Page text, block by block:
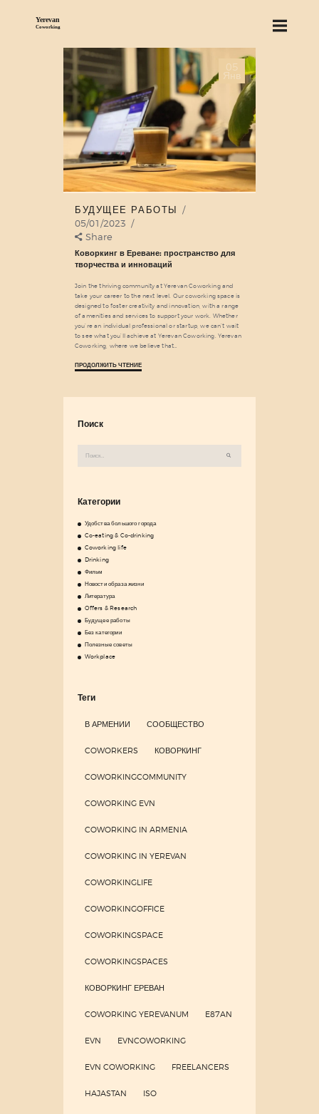
О НАС
СЕРВИСЫ
ЦЕНЫ
БЛОГ
НАЙТИ НАС
05
Янв
БУДУЩЕЕ РАБОТЫ
05/01/2023
Share
Коворкинг в Ереване: пространство для
творчества и инноваций
Join the thriving community at Yerevan Coworking and
take your career to the next level. Our coworking space is
designed to foster creativity and innovation, with a range
of amenities and services to support your work. Whether
you’re an individual professional or startup, we can’t wait
to see what you’ll achieve at Yerevan Coworking. Yerevan
Coworking, where we believe that…
ПРОДОЛЖИТЬ ЧТЕНИЕ
Поиск
Категории
Удобства большого города
Co-eating & Co-drinking
Coworking life
Drinking
Фильм
Новости образа жизни
Литература
Offers & Research
Будущее работы
Без категории
Полезные советы
Workplace
Теги
В АРМЕНИИ СООБЩЕСТВО
COWORKERS КОВОРКИНГ
COWORKINGCOMMUNITY
COWORKING EVN
COWORKING IN ARMENIA
COWORKING IN YEREVAN
COWORKINGLIFE
COWORKINGOFFICE
COWORKINGSPACE
COWORKINGSPACES
КОВОРКИНГ ЕРЕВАН
COWORKING YEREVANUM E87AN
EVN EVNCOWORKING
EVN COWORKING FREELANCERS
HAJASTAN ISO